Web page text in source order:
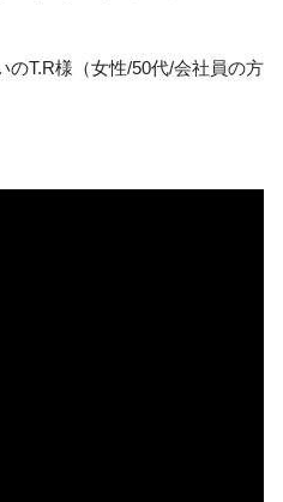
のT.R様（女性/50代/会社員の方